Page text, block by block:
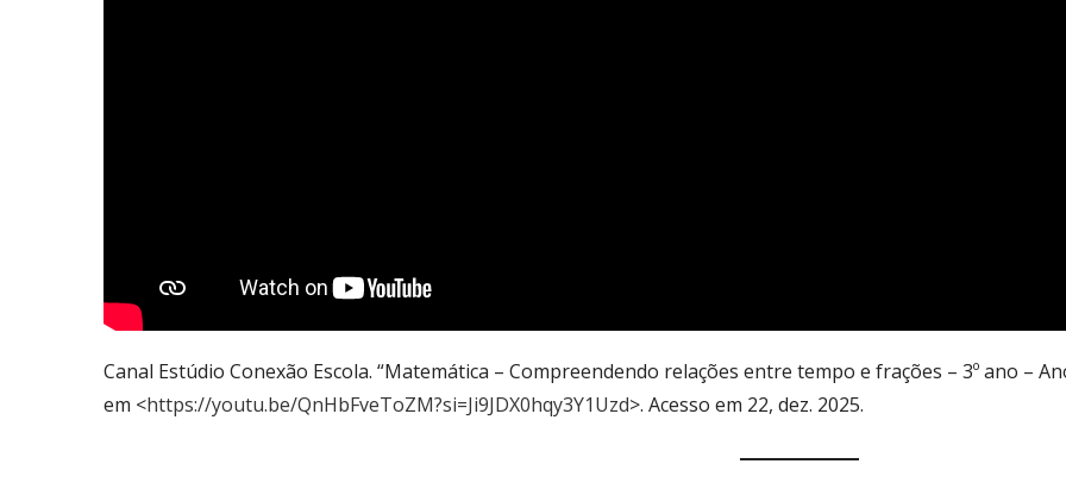
Canal Estúdio Conexão Escola. “Matemática – Compreendendo relações entre tempo e frações – 3º ano –
em <https://youtu.be/QnHbFveToZM?si=Ji9JDX0hqy3Y1Uzd>. Acesso em 22, dez. 2025.